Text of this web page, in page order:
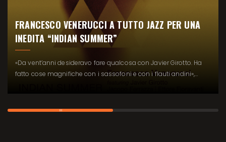
FRANCESCO VENERUCCI A TUTTO JAZZ PER UNA
INEDITA “INDIAN SUMMER”
«Da vent’anni desideravo fare qualcosa con Javier Girotto. Ha
fatto cose magnifiche con i sassofoni e con i flauti andini»,…